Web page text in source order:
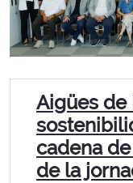
Aigües de
cadena
de la